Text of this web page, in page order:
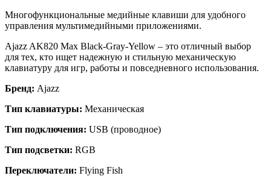
Многофункциональные медийные клавиши для удобного
управления мультимедийными приложениями.
Ajazz AK820 Max Black-Gray-Yellow – это отличный выбор
для тех, кто ищет надежную и стильную механическую
клавиатуру для игр, работы и повседневного использования.
Бренд: Ajazz
Тип клавиатуры: Механическая
Тип подключения: USB (проводное)
Тип подсветки: RGB
Переключатели: Flying Fish